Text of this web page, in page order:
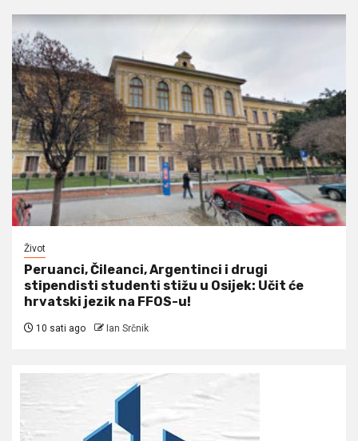
Život
Peruanci, Čileanci, Argentinci i drugi
stipendisti studenti stižu u Osijek: Učit će
hrvatski jezik na FFOS-u!
10 sati ago Ian Srčnik